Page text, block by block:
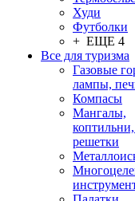
Худи
Футболки
+ ЕЩЕ 4
Все для туризма
Газовые
лампы,
Компасы
Мангалы,
решетки